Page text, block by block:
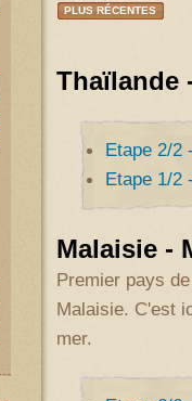
PLUS RÉCENTES
Thaïlande
Etape 2/2
Etape 1/2
Malaisie -
Premier pays
Malaisie. C'est
mer.